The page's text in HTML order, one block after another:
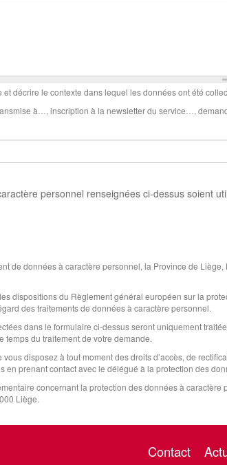
décrire le contexte dans lequel les données ont été
à…, inscription à la newsletter du service…,
personnel renseignées ci-dessus soient
de données à caractère personnel, la Province de
dispositions du Règlement général européen sur la
des traitements de données à caractère personnel.
dans le formulaire ci-dessus seront uniquement
temps du traitement de votre demande.
disposez à tout moment des droits d’accès, de
en prenant contact avec le délégué à la protection des
concernant la protection des données à caractère
Liège.
Contact